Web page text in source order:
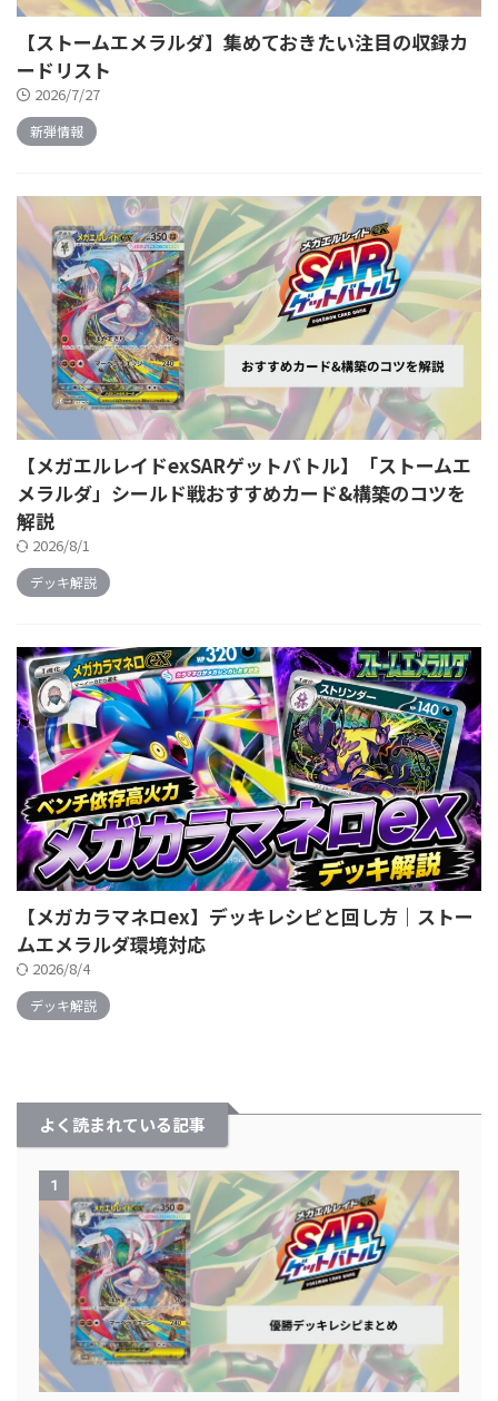
【ストームエメラルダ】集めておきたい注目の収録カ
ードリスト
2026/7/27
新弾情報
【メガエルレイドexSARゲットバトル】「ストームエ
メラルダ」シールド戦おすすめカード&構築のコツを
解説
2026/8/1
デッキ解説
【メガカラマネロex】デッキレシピと回し方｜ストー
ムエメラルダ環境対応
2026/8/4
デッキ解説
よく読まれている記事
1